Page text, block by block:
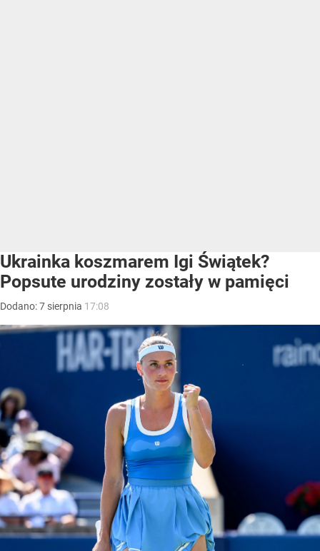
Ukrainka koszmarem Igi Świątek?
Popsute urodziny zostały w pamięci
Dodano:7 sierpnia 17:08